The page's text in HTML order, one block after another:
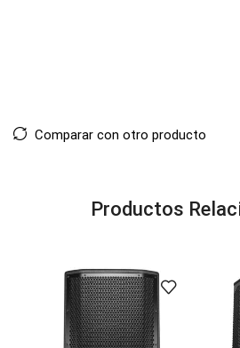
Comparar con otro producto
Productos